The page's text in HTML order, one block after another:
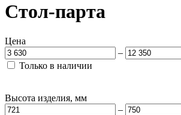
Стол-парта
Цена
–
Только в наличии
Высота изделия, мм
–